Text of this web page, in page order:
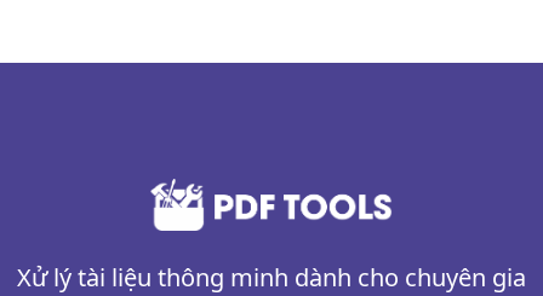
Xử lý tài liệu thông minh dành cho chuyên gia